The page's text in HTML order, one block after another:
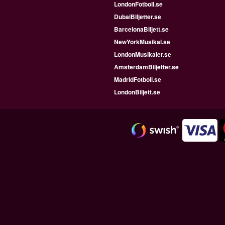
LondonFotboll.se
DubaiBiljetter.se
BarcelonaBiljett.se
NewYorkMusikal.se
LondonMusikaler.se
AmsterdamBiljetter.se
MadridFotboll.se
LondonBiljett.se